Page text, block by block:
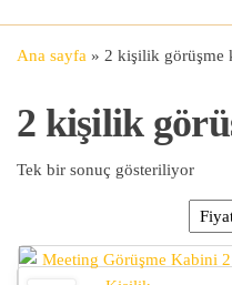
Ana sayfa » 2 kişilik görüşme
2 kişilik
Tek bir sonuç gösteriliyor